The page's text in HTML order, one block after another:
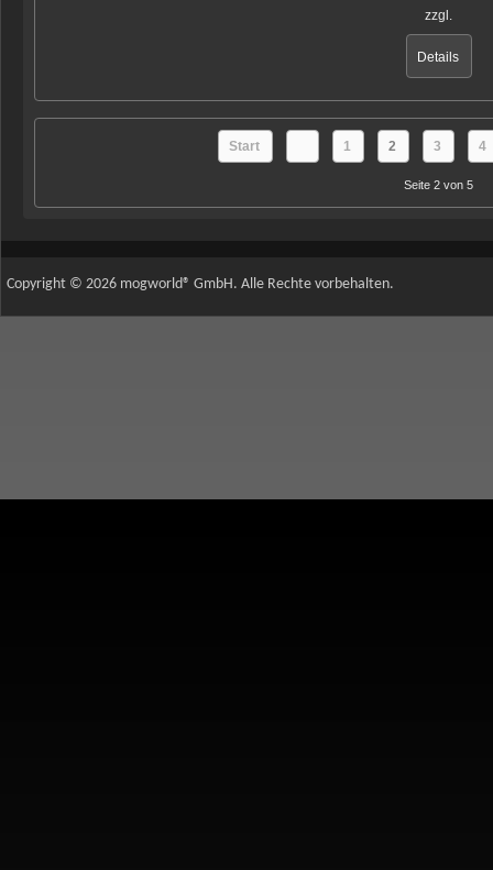
zzgl.
Details
Start 1 2 3 4
Seite 2 von 5
Copyright © 2026 mogworld® GmbH. Alle Rechte vorbehalten.